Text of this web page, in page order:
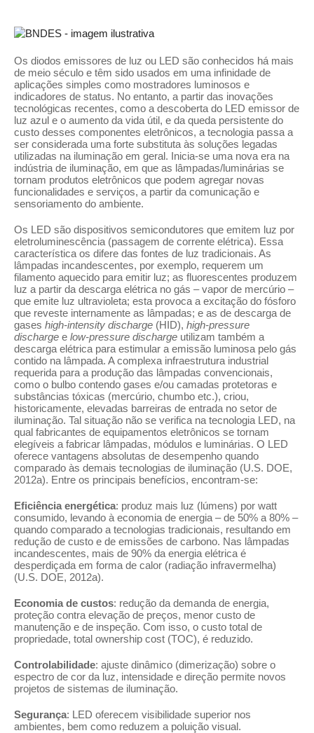
Os diodos emissores de luz ou LED são conhecidos há mais
de meio século e têm sido usados em uma infinidade de
aplicações simples como mostradores luminosos e
indicadores de status. No entanto, a partir das inovações
tecnológicas recentes, como a descoberta do LED emissor de
luz azul e o aumento da vida útil, e da queda persistente do
custo desses componentes eletrônicos, a tecnologia passa a
ser considerada uma forte substituta às soluções legadas
utilizadas na iluminação em geral. Inicia-se uma nova era na
indústria de iluminação, em que as lâmpadas/luminárias se
tornam produtos eletrônicos que podem agregar novas
funcionalidades e serviços, a partir da comunicação e
sensoriamento do ambiente.
Os LED são dispositivos semicondutores que emitem luz por
eletroluminescência (passagem de corrente elétrica). Essa
característica os difere das fontes de luz tradicionais. As
lâmpadas incandescentes, por exemplo, requerem um
filamento aquecido para emitir luz; as fluorescentes produzem
luz a partir da descarga elétrica no gás – vapor de mercúrio –
que emite luz ultravioleta; esta provoca a excitação do fósforo
que reveste internamente as lâmpadas; e as de descarga de
gases high-intensity discharge (HID), high-pressure
discharge e low-pressure discharge utilizam também a
descarga elétrica para estimular a emissão luminosa pelo gás
contido na lâmpada. A complexa infraestrutura industrial
requerida para a produção das lâmpadas convencionais,
como o bulbo contendo gases e/ou camadas protetoras e
substâncias tóxicas (mercúrio, chumbo etc.), criou,
historicamente, elevadas barreiras de entrada no setor de
iluminação. Tal situação não se verifica na tecnologia LED, na
qual fabricantes de equipamentos eletrônicos se tornam
elegíveis a fabricar lâmpadas, módulos e luminárias. O LED
oferece vantagens absolutas de desempenho quando
comparado às demais tecnologias de iluminação (U.S. DOE,
2012a). Entre os principais benefícios, encontram-se:
Eficiência energética: produz mais luz (lúmens) por watt
consumido, levando à economia de energia – de 50% a 80% –
quando comparado a tecnologias tradicionais, resultando em
redução de custo e de emissões de carbono. Nas lâmpadas
incandescentes, mais de 90% da energia elétrica é
desperdiçada em forma de calor (radiação infravermelha)
(U.S. DOE, 2012a).
Economia de custos: redução da demanda de energia,
proteção contra elevação de preços, menor custo de
manutenção e de inspeção. Com isso, o custo total de
propriedade, total ownership cost (TOC), é reduzido.
Controlabilidade: ajuste dinâmico (dimerização) sobre o
espectro de cor da luz, intensidade e direção permite novos
projetos de sistemas de iluminação.
Segurança: LED oferecem visibilidade superior nos
ambientes, bem como reduzem a poluição visual.